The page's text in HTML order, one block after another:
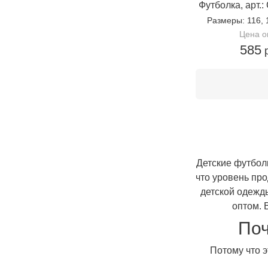
Футболка,
Размеры: 116,
Цена
585
Детские
что уровень
детской
оптом.
Потому что